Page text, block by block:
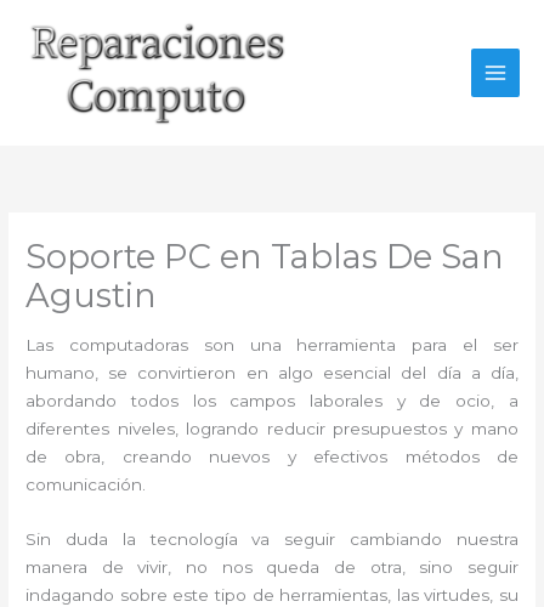
contenido
Soporte PC en Tablas De San
Agustin
Las computadoras son una herramienta para el ser
humano, se convirtieron en algo esencial del día a día,
abordando todos los campos laborales y de ocio, a
diferentes niveles, logrando reducir presupuestos y mano
de obra, creando nuevos y efectivos métodos de
comunicación.
Sin duda la tecnología va seguir cambiando nuestra
manera de vivir, no nos queda de otra, sino seguir
indagando sobre este tipo de herramientas, las virtudes, su